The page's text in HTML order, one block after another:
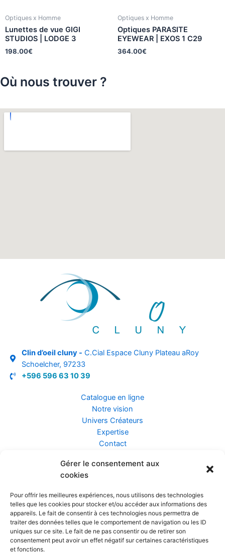
Gérer le consentement aux
cookies
Pour offrir les meilleures expériences, nous utilisons des technologies
telles que les cookies pour stocker et/ou accéder aux informations des
appareils. Le fait de consentir à ces technologies nous permettra de
traiter des données telles que le comportement de navigation ou les ID
uniques sur ce site. Le fait de ne pas consentir ou de retirer son
consentement peut avoir un effet négatif sur certaines caractéristiques
et fonctions.
Optiques x Homme
Lunettes de vue GIGI
STUDIOS | LODGE 3
198.00€
Optiques x Homme
Optiques PARASITE
EYEWEAR | EXOS 1 C29
364.00€
Où nous trouver ?
Clin d’oeil cluny - C.Cial Espace Cluny Plateau aRoy
Schoelcher, 97233
+596 596 63 10 39
Catalogue en ligne
Notre vision
Univers Créateurs
Expertise
Contact
Assurance ZEN
Confidentialité et Données
Conditions Générales de Vente